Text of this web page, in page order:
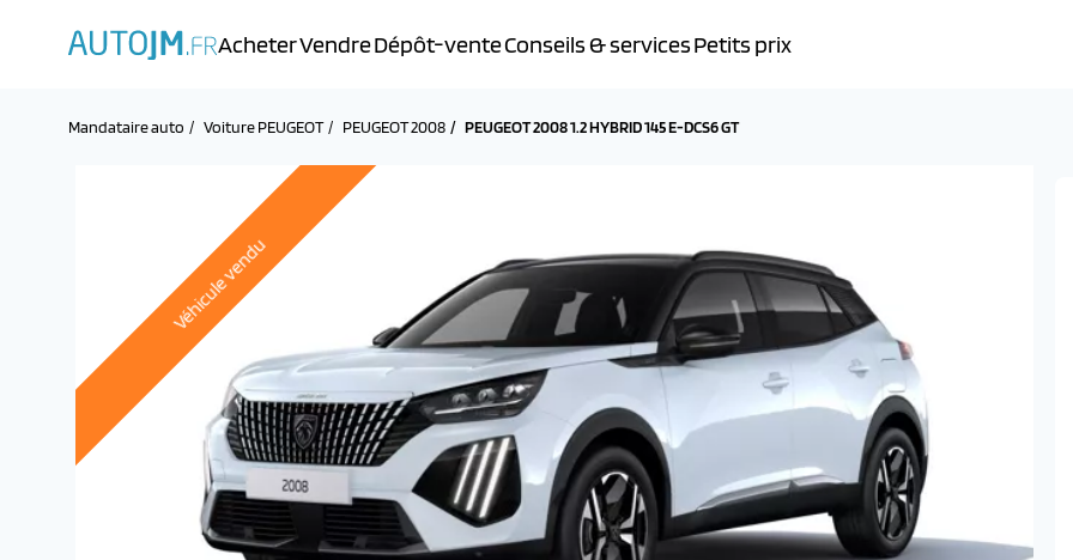
AcheterVendreDépôt-venteConseils & servicesPetits prix
Mandataire auto Voiture PEUGEOT PEUGEOT 2008 PEUGEOT 2008 1.2 HYBRID 145 E-DCS6 GT
Véhicule vendu